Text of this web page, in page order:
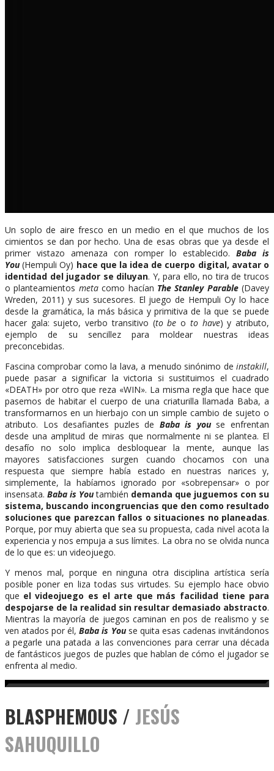
Un soplo de aire fresco en un medio en el que muchos de los
cimientos se dan por hecho. Una de esas obras que ya desde el
primer vistazo amenaza con romper lo establecido.Baba is
You(Hempuli Oy) hace que la idea de cuerpo digital, avatar o
identidad del jugador se diluyan. Y, para ello, no tira de trucos
o planteamientos metacomo hacían The Stanley Parable(Davey
Wreden, 2011) y sus sucesores. El juego de Hempuli Oy lo hace
desde la gramática, la más básica y primitiva de la que se puede
hacer gala: sujeto, verbo transitivo (to be o to have) y atributo,
ejemplo de su sencillez para moldear nuestras ideas
preconcebidas.
Fascina comprobar como la lava, a menudo sinónimo de instakill,
puede pasar a significar la victoria si sustituimos el cuadrado
«DEATH» por otro que reza «WIN». La misma regla que hace que
pasemos de habitar el cuerpo de una criaturilla llamada Baba, a
transformarnos en un hierbajo con un simple cambio de sujeto o
atributo. Los desafiantes puzles de Baba is you se enfrentan
desde una amplitud de miras que normalmente ni se plantea. El
desafío no solo implica desbloquear la mente, aunque las
mayores satisfacciones surgen cuando chocamos con una
respuesta que siempre había estado en nuestras narices y,
simplemente, la habíamos ignorado por «sobrepensar» o por
insensata. Baba is Youtambién demanda que juguemos con su
sistema, buscando incongruencias que den como resultado
soluciones que parezcan fallos o situaciones no planeadas.
Porque, por muy abierta que sea su propuesta, cada nivel acota la
experiencia y nos empuja a sus límites. La obra no se olvida nunca
de lo que es: un videojuego.
Y menos mal, porque en ninguna otra disciplina artística sería
posible poner en liza todas sus virtudes. Su ejemplo hace obvio
que el videojuego es el arte que más facilidad tiene para
despojarse de la realidad sin resultar demasiado abstracto.
Mientras la mayoría de juegos caminan en pos de realismo y se
ven atados por él, Baba is Youse quita esas cadenas invitándonos
a pegarle una patada a las convenciones para cerrar una década
de fantásticos juegos de puzles que hablan de cómo el jugador se
enfrenta al medio.
BLASPHEMOUS / JESÚS
SAHUQUILLO